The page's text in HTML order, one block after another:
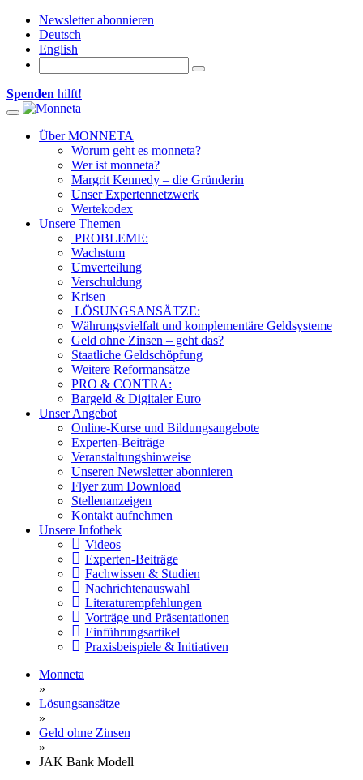
Newsletter abonnieren
Deutsch
English
Spenden hilft!
Toggle navigation
Über MONNETA
Worum geht es monneta?
Wer ist monneta?
Margrit Kennedy – die Gründerin
Unser Expertennetzwerk
Wertekodex
Unsere Themen
PROBLEME:
Wachstum
Umverteilung
Verschuldung
Krisen
LÖSUNGSANSÄTZE:
Währungsvielfalt und komplementäre Geldsysteme
Geld ohne Zinsen – geht das?
Staatliche Geldschöpfung
Weitere Reformansätze
PRO & CONTRA:
Bargeld & Digitaler Euro
Unser Angebot
Online-Kurse und Bildungsangebote
Experten-Beiträge
Veranstaltungshinweise
Unseren Newsletter abonnieren
Flyer zum Download
Stellenanzeigen
Kontakt aufnehmen
Unsere Infothek
Videos
Experten-Beiträge
Fachwissen & Studien
Nachrichtenauswahl
Literaturempfehlungen
Vorträge und Präsentationen
Einführungsartikel
Praxisbeispiele & Initiativen
Monneta
»
Lösungsansätze
»
Geld ohne Zinsen
»
JAK Bank Modell